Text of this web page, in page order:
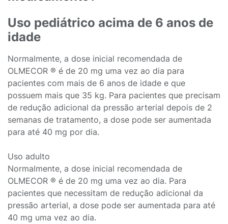
Uso pediátrico acima de 6 anos de
idade
Normalmente, a dose inicial recomendada de
OLMECOR ® é de 20 mg uma vez ao dia para
pacientes com mais de 6 anos de idade e que
possuem mais que 35 kg. Para pacientes que precisam
de redução adicional da pressão arterial depois de 2
semanas de tratamento, a dose pode ser aumentada
para até 40 mg por dia.
Uso adulto
Normalmente, a dose inicial recomendada de
OLMECOR ® é de 20 mg uma vez ao dia. Para
pacientes que necessitam de redução adicional da
pressão arterial, a dose pode ser aumentada para até
40 mg uma vez ao dia.